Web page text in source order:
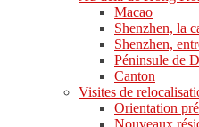
Macao
Shenzhen, la
Shenzhen,
Péninsule de
Canton
Visites de
Orientation
Nouveaux